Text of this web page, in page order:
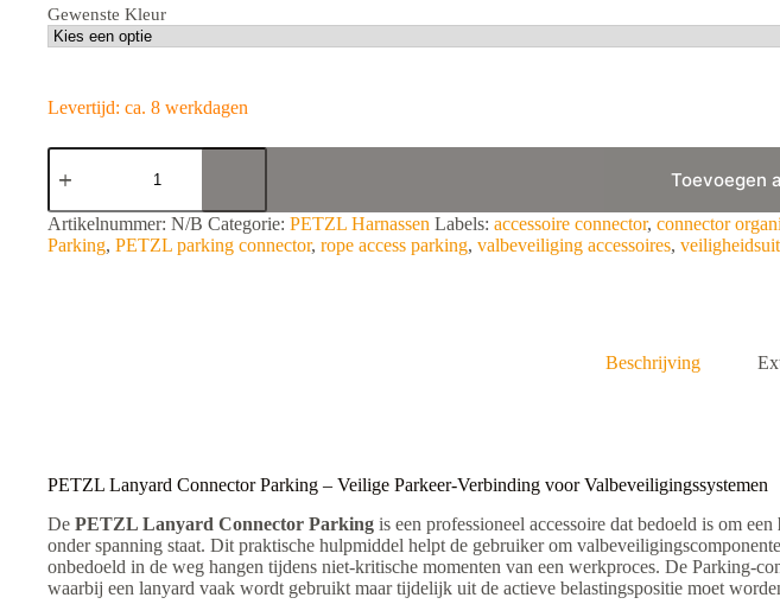
Gewenste Kleur
Levertijd: ca. 8 werkdagen
PETZL
Lanyard
Parking
aantal
Toevoegen
A
l
Artikelnummer: N/B Categorie: PETZL Harnassen Labels: accessoire connector, connector
Parking, PETZL parking connector, rope access parking, valbeveiliging accessoires,
Beschrijving
PETZL Lanyard Connector Parking – Veilige Parkeer-Verbinding voor Valbeveiligingssystemen
De PETZL Lanyard Connector Parking is een professioneel accessoire dat bedoeld is om een
onder spanning staat. Dit praktische hulpmiddel helpt de gebruiker om
onbedoeld in de weg hangen tijdens niet-kritische momenten van een werkproces. De Parking-
waarbij een lanyard vaak wordt gebruikt maar tijdelijk uit de actieve belastingspositie moet